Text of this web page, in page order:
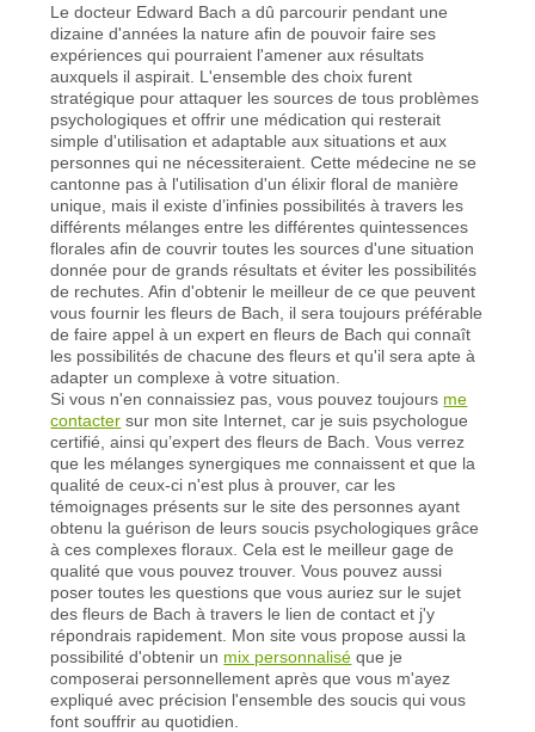
Le docteur Edward Bach a dû parcourir pendant une
dizaine d'années la nature afin de pouvoir faire ses
expériences qui pourraient l'amener aux résultats
auxquels il aspirait. L'ensemble des choix furent
stratégique pour attaquer les sources de tous problèmes
psychologiques et offrir une médication qui resterait
simple d'utilisation et adaptable aux situations et aux
personnes qui ne nécessiteraient. Cette médecine ne se
cantonne pas à l'utilisation d'un élixir floral de manière
unique, mais il existe d’infinies possibilités à travers les
différents mélanges entre les différentes quintessences
florales afin de couvrir toutes les sources d'une situation
donnée pour de grands résultats et éviter les possibilités
de rechutes. Afin d'obtenir le meilleur de ce que peuvent
vous fournir les fleurs de Bach, il sera toujours préférable
de faire appel à un expert en fleurs de Bach qui connaît
les possibilités de chacune des fleurs et qu'il sera apte à
adapter un complexe à votre situation.
Si vous n'en connaissiez pas, vous pouvez toujours me
contacter sur mon site Internet, car je suis psychologue
certifié, ainsi qu’expert des fleurs de Bach. Vous verrez
que les mélanges synergiques me connaissent et que la
qualité de ceux-ci n'est plus à prouver, car les
témoignages présents sur le site des personnes ayant
obtenu la guérison de leurs soucis psychologiques grâce
à ces complexes floraux. Cela est le meilleur gage de
qualité que vous pouvez trouver. Vous pouvez aussi
poser toutes les questions que vous auriez sur le sujet
des fleurs de Bach à travers le lien de contact et j'y
répondrais rapidement. Mon site vous propose aussi la
possibilité d'obtenir un mix personnalisé que je
composerai personnellement après que vous m'ayez
expliqué avec précision l'ensemble des soucis qui vous
font souffrir au quotidien.